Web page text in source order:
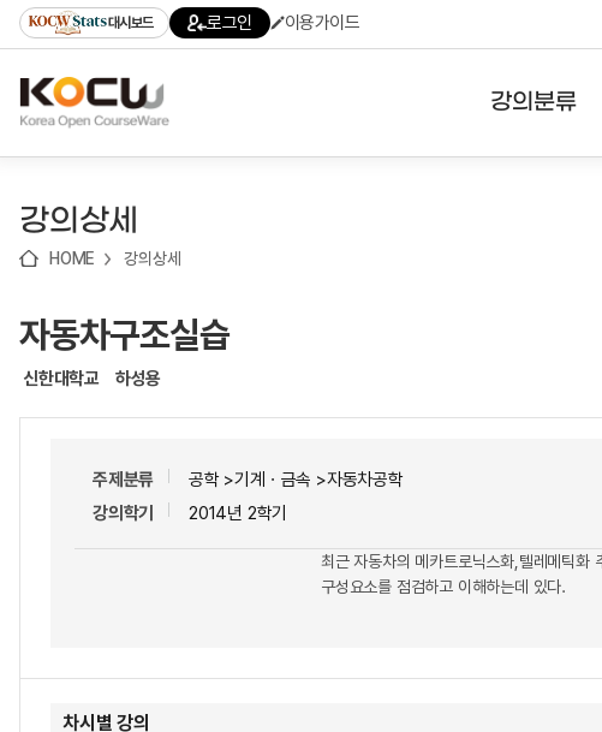
기
기
기
content)
가
대시보드 로그인 이용가이드
강의분류
강의상세
HOME 강의상세
자동차구조실습
신한대학교 하성용
주제분류
공학 >기계ㆍ금속 >자동차공학
강의학기
2014년 2학기
최근 자동차의 메카트로닉스화,텔레메틱화
구성요소를 점검하고 이해하는데 있다.
차시별 강의